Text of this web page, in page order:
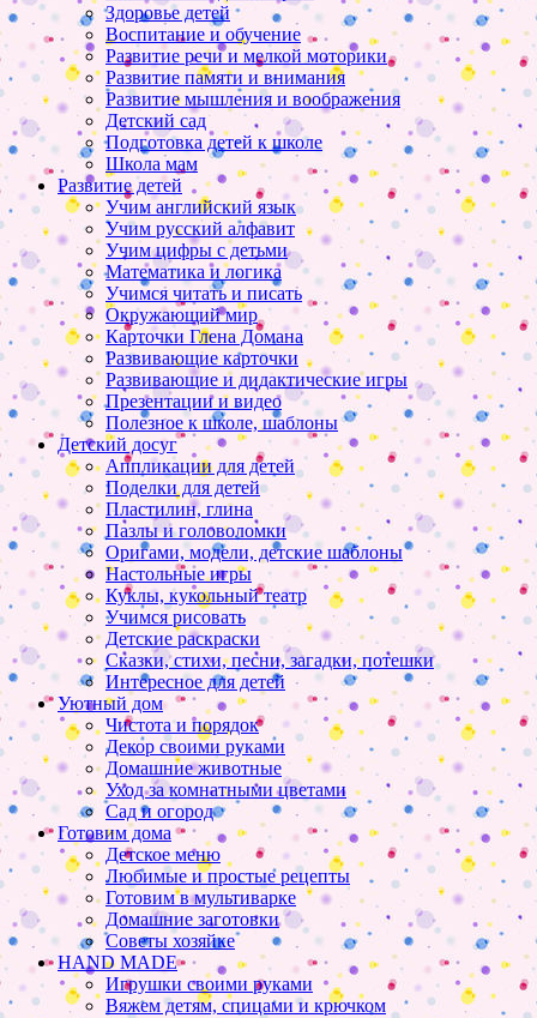
Здоровье детей
Воспитание и обучение
Развитие речи и мелкой моторики
Развитие памяти и внимания
Развитие мышления и воображения
Детский сад
Подготовка детей к школе
Школа мам
Развитие детей
Учим английский язык
Учим русский алфавит
Учим цифры с детьми
Математика и логика
Учимся читать и писать
Окружающий мир
Карточки Глена Домана
Развивающие карточки
Развивающие и дидактические игры
Презентации и видео
Полезное к школе, шаблоны
Детский досуг
Аппликации для детей
Поделки для детей
Пластилин, глина
Пазлы и головоломки
Оригами, модели, детские шаблоны
Настольные игры
Куклы, кукольный театр
Учимся рисовать
Детские раскраски
Сказки, стихи, песни, загадки, потешки
Интересное для детей
Уютный дом
Чистота и порядок
Декор своими руками
Домашние животные
Уход за комнатными цветами
Сад и огород
Готовим дома
Детское меню
Любимые и простые рецепты
Готовим в мультиварке
Домашние заготовки
Советы хозяйке
HAND MADE
Игрушки своими руками
Вяжем детям, спицами и крючком